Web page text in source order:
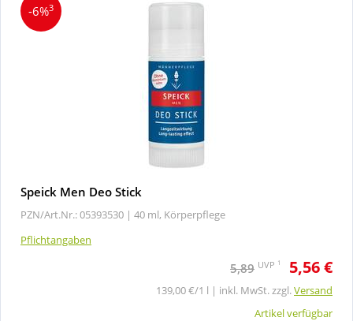
-6%3
Speick Men Deo Stick
PZN/Art.Nr.: 05393530 | 40 ml, Körperpflege
Pflichtangaben
5,89 UVP 1 5,56 €
139,00 €/1 l | inkl. MwSt. zzgl.Versand
Artikel verfügbar